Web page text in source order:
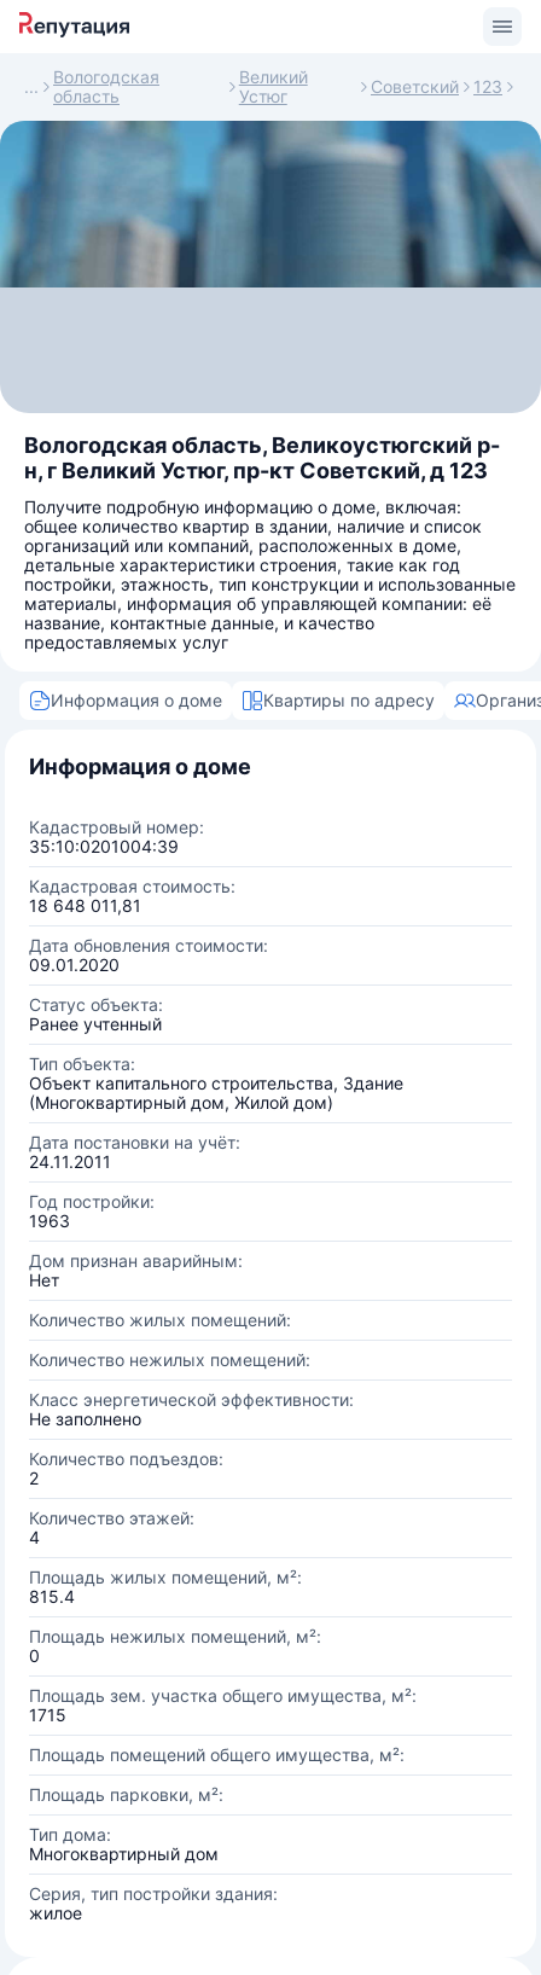
Вологодская
область
Великий
Устюг
Советский 123
Вологодская область, Великоустюгский р-
н, г Великий Устюг, пр-кт Советский, д 123
Получите подробную информацию о доме, включая:
общее количество квартир в здании, наличие и список
организаций или компаний, расположенных в доме,
детальные характеристики строения, такие как год
постройки, этажность, тип конструкции и использованные
материалы, информация об управляющей компании: её
название, контактные данные, и качество
предоставляемых услуг
Информация о доме Квартиры по адресу
Информация о доме
Кадастровый номер:
35:10:0201004:39
Кадастровая стоимость:
18 648 011,81
Дата обновления стоимости:
09.01.2020
Статус объекта:
Ранее учтенный
Тип объекта:
Объект капитального строительства, Здание
(Многоквартирный дом, Жилой дом)
Дата постановки на учёт:
24.11.2011
Год постройки:
1963
Дом признан аварийным:
Нет
Количество жилых помещений:
Количество нежилых помещений:
Класс энергетической эффективности:
Не заполнено
Количество подъездов:
2
Количество этажей:
4
Площадь жилых помещений, м²:
815.4
Площадь нежилых помещений, м²:
0
Площадь зем. участка общего имущества, м²:
1715
Площадь помещений общего имущества, м²:
Площадь парковки, м²:
Тип дома:
Многоквартирный дом
Серия, тип постройки здания:
жилое